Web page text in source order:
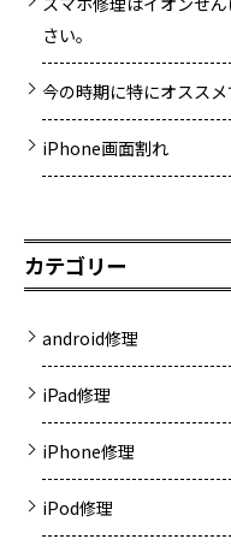
さい。
今の時期に特にオスス
iPhone画面割れ
カテゴリー
android修理
iPad修理
iPhone修理
iPod修理